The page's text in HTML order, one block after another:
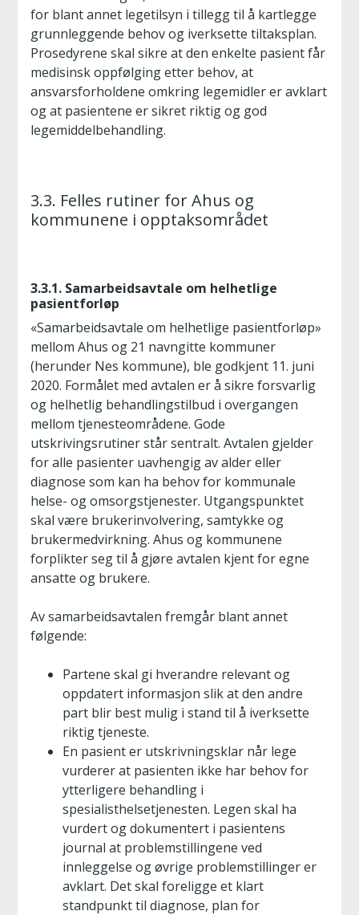
for blant annet legetilsyn i tillegg til å kartlegge
grunnleggende behov og iverksette tiltaksplan.
Prosedyrene skal sikre at den enkelte pasient får
medisinsk oppfølging etter behov, at
ansvarsforholdene omkring legemidler er avklart
og at pasientene er sikret riktig og god
legemiddelbehandling.
3.3. Felles rutiner for Ahus og
kommunene i opptaksområdet
3.3.1. Samarbeidsavtale om helhetlige
pasientforløp
«Samarbeidsavtale om helhetlige pasientforløp»
mellom Ahus og 21 navngitte kommuner
(herunder Nes kommune), ble godkjent 11. juni
2020. Formålet med avtalen er å sikre forsvarlig
og helhetlig behandlingstilbud i overgangen
mellom tjenesteområdene. Gode
utskrivingsrutiner står sentralt. Avtalen gjelder
for alle pasienter uavhengig av alder eller
diagnose som kan ha behov for kommunale
helse- og omsorgstjenester. Utgangspunktet
skal være brukerinvolvering, samtykke og
brukermedvirkning. Ahus og kommunene
forplikter seg til å gjøre avtalen kjent for egne
ansatte og brukere.
Av samarbeidsavtalen fremgår blant annet
følgende:
Partene skal gi hverandre relevant og
oppdatert informasjon slik at den andre
part blir best mulig i stand til å iverksette
riktig tjeneste.
En pasient er utskrivningsklar når lege
vurderer at pasienten ikke har behov for
ytterligere behandling i
spesialisthelsetjenesten. Legen skal ha
vurdert og dokumentert i pasientens
journal at problemstillingene ved
innleggelse og øvrige problemstillinger er
avklart. Det skal foreligge et klart
standpunkt til diagnose, plan for